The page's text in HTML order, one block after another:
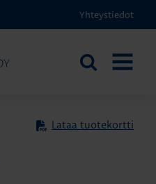
Yhteystiedot
Etsi
Lataa tuotekortti